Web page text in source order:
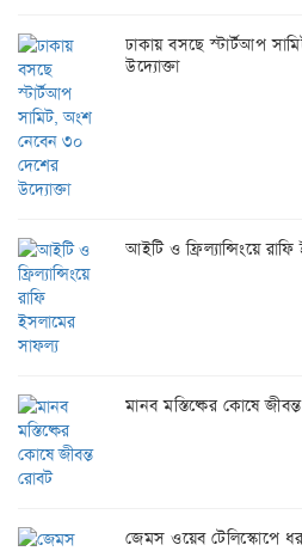
ঢাকায় বসছে স্টার্টআপ
উদ্যোক্তা
আইটি ও ফ্রিল্যান্সিংয়ে
মানব মস্তিষ্কের কোষে
জেমস ওয়েব টেলিস্কোপে